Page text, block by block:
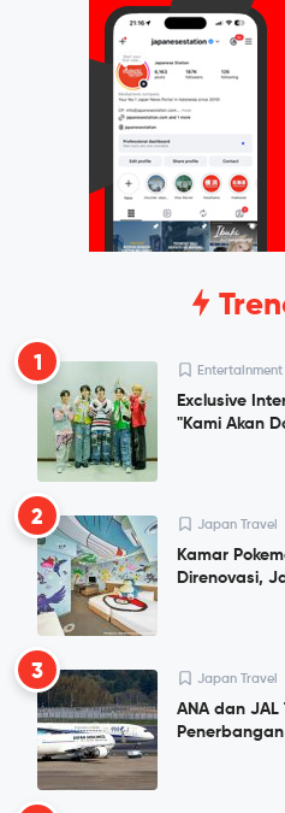
1 Entertainment
Exclusive
"Kami Akan
2 Japan Travel
Kamar
Direnovasi,
3 Japan Travel
ANA dan JAL